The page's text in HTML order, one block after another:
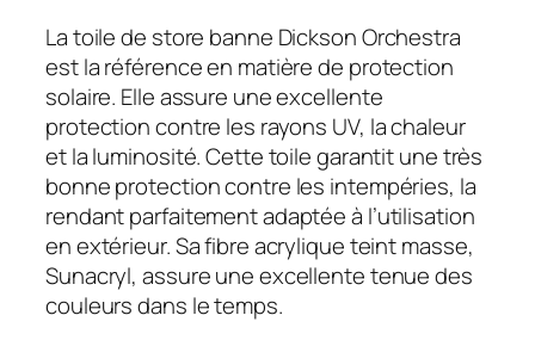
La toile de store banne Dickson Orchestra
est la référence en matière de protection
solaire. Elle assure une excellente
protection contre les rayons UV, la chaleur
et la luminosité. Cette toile garantit une très
bonne protection contre les intempéries, la
rendant parfaitement adaptée à l’utilisation
en extérieur. Sa fibre acrylique teint masse,
Sunacryl, assure une excellente tenue des
couleurs dans le temps.